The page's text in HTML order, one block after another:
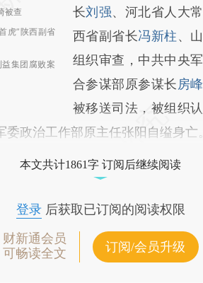
被查
虎”陕西副省
益集团腐败案
长刘强、河北省人大
西省副省长冯新柱、
组织审查，中共中央
合参谋部原参谋长房
被移送司法，被组织
政治工作部原主任张阳自缢身亡。
本文共计1861字 订阅后继续阅读
登录后获取已订阅的阅读权限
财新通会员
可畅读全文
订阅/会员升级